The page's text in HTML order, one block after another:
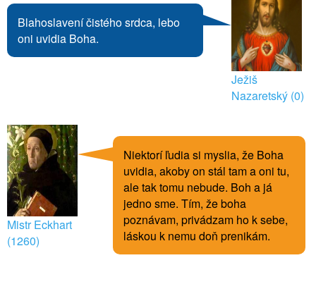
Blahoslavení čistého srdca, lebo
oni uvidia Boha.
Ježiš
Nazaretský (0)
Mistr Eckhart
(1260)
Niektorí ľudia si myslia, že Boha
uvidia, akoby on stál tam a oni tu,
ale tak tomu nebude. Boh a já
jedno sme. Tím, že boha
poznávam, privádzam ho k sebe,
láskou k nemu doň prenikám.